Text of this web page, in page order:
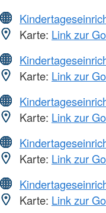
Karte: Link zur
Karte: Link zur
Karte: Link zur
Karte: Link zur
Karte: Link zur